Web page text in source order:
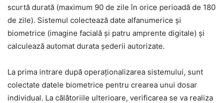
scurtă durată (maximum 90 de zile în orice perioadă de 180
de zile). Sistemul colectează date alfanumerice și
biometrice (imagine facială și patru amprente digitale) și
calculează automat durata șederii autorizate.
La prima intrare după operaționalizarea sistemului, sunt
colectate datele biometrice pentru crearea unui dosar
individual. La călătoriile ulterioare, verificarea se va realiza